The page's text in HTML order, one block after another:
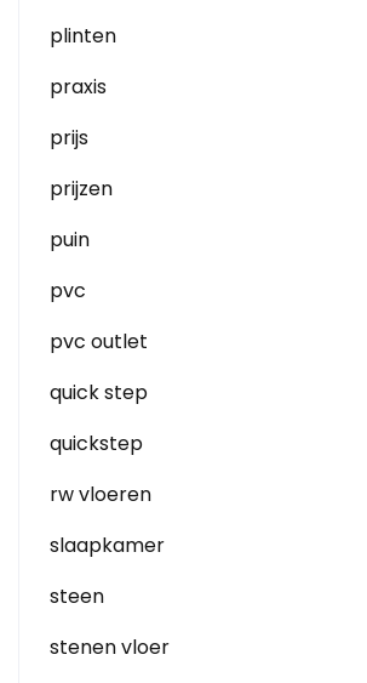
plinten
praxis
prijs
prijzen
puin
pvc
pvc outlet
quick step
quickstep
rw vloeren
slaapkamer
steen
stenen vloer